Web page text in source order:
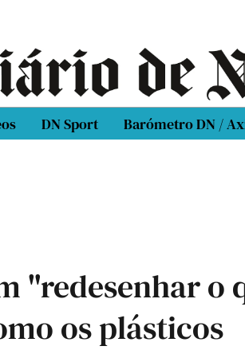
DN Sport Barómetro DN /
"redesenhar o
os plásticos